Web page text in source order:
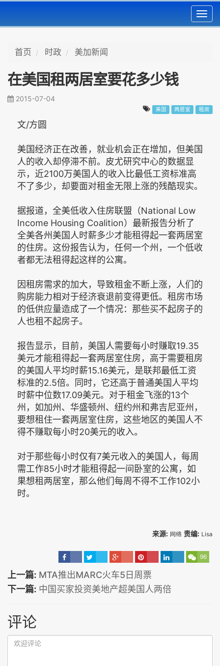
首页 时政 美加新闻
在美国租两居室要花多少钱
2015-07-04
美国 两居室 租房
文/方圆
美国经济正在改善，就业机会正在增加，但美国
人的收入却停滞不前。皮尤研究中心的数据显
示，近2100万美国人的收入比最低工资标准高
不了多少，却要面对租金无限上涨的残酷现实。
据报道，全美低收入住房联盟（National Low
Income Housing Coalition）最新报告分析了
全美各州美国人时薪多少才能租得起一套两居室
的住房。这份报告认为，任何一个州，一个低收
者都无法租得起这样的公寓。
因租房需求的加大，导致租金不断上涨，人们的
购房能力相对于经济衰退前变得更低。租房市场
的低供应量造成了一个情况：那些买不起房子的
人也租不起房子。
报告显示，目前，美国人需要每小时赚取19.35
美元才能租得起一套两居室住房，高于需要租房
的美国人平均时薪15.16美元，是联邦最低工资
标准的2.5倍。同时，它还高于普通美国人平均
时薪中位数17.09美元。对于租金飞涨的13个
州，如加州、华盛顿州、纽约州和弗吉尼亚州，
要想租住一套两居室住房，这些地区的美国人不
得不赚取每小时20美元的收入。
对于那些每小时仅有7美元收入的美国人，每周
需工作85小时才能租得起一间卧室的公寓，如
果想租两居室，那么他们每周不得不工作102小
时。
来源: 网络 责编: Lisa
96
上一篇: MTA推出MARC火车5日周票
下一篇: 中国买家投资美地产超美国人两倍
评论